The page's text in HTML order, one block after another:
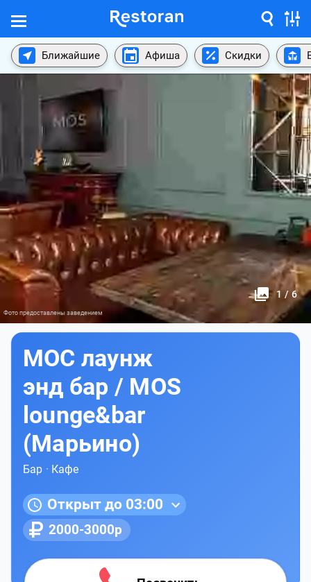
Ближайшие Афиша Скидки
1 / 6
Фото предоставлены заведением
МОС лаунж
энд бар / MOS
lounge&bar
(Марьино)
Бар · Кафе
Открыт до 03:00
2000-3000р